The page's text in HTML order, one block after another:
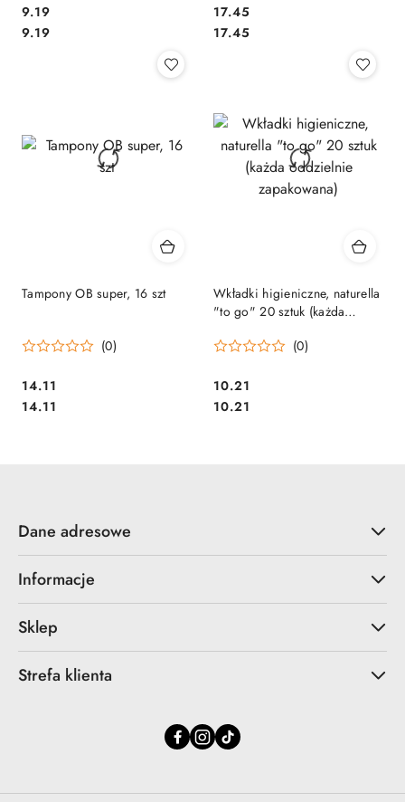
Cena:
9.19
Cena:
9.19
Cena:
17.45
Cena:
17.45
Tampony OB super, 16 szt
(0)
Cena:
14.11
Cena:
14.11
Wkładki higieniczne, naturella
"to go" 20 sztuk (każda
(0)
Cena:
10.21
Cena:
10.21
Dane adresowe
Informacje
Sklep
Strefa klienta